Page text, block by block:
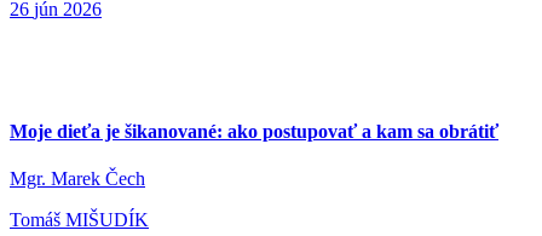
26 jún 2026
Moje dieťa je šikanované: ako postupovať a kam sa obrátiť
Mgr. Marek Čech
Tomáš MIŠUDÍK